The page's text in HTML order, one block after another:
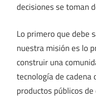
decisiones se toman
Lo primero que debe
nuestra misión es lo
construir una
tecnología de cadena
productos públicos